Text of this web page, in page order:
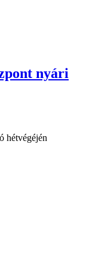
nyári
hétvégéjén